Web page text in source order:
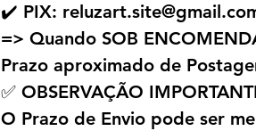
✔️ PIX:
=> Quando SOB
Prazo aproximado de
✅ OBSERVAÇÃO
O Prazo de Envio pode ser